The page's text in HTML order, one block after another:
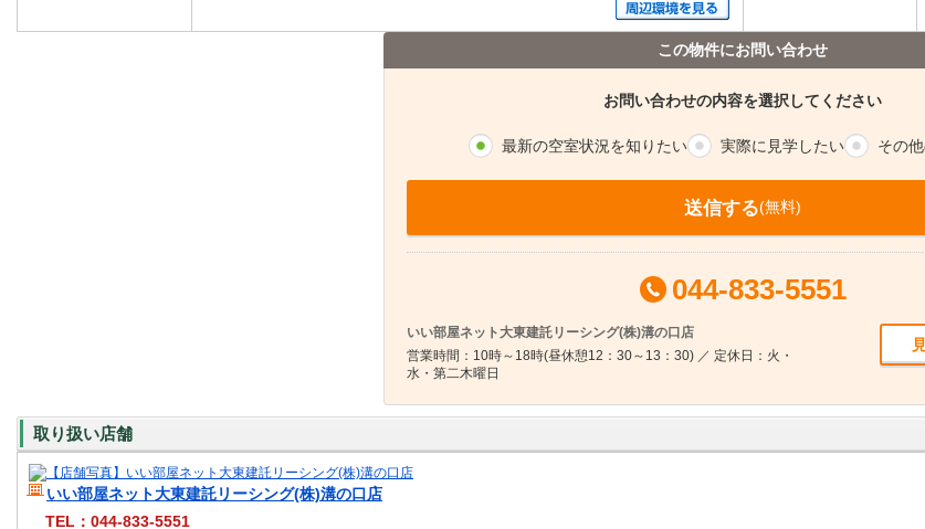
この物件にお問い合わせ
お問い合わせの内容を選択してください
最新の空室状況を知りたい 実際に 見学したい その
送信する(無料)
044-833-5551
いい部屋ネット大東建託リーシング(株)溝の口店
営業時間：10時～18時(昼休憩12：30～13：30) ／ 定休日：火・
水・第二木曜日
取り扱い店舗
いい部屋ネット大東建託リーシング(株)溝の口店
TEL：044-833-5551